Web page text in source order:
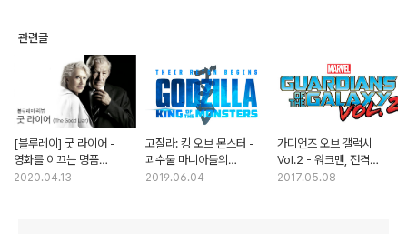
관련글
[블루레이] 굿 라이어 -
영화를 이끄는 명품
배우들의 힘
2020.04.13
고질라: 킹 오브 몬스터 -
괴수물 마니아들의
취향저격 영화
2019.06.04
가디언즈 오브 갤럭시
Vol.2 - 워크맨, 전격
Z작전, 아이 앰 그루트
2017.05.08